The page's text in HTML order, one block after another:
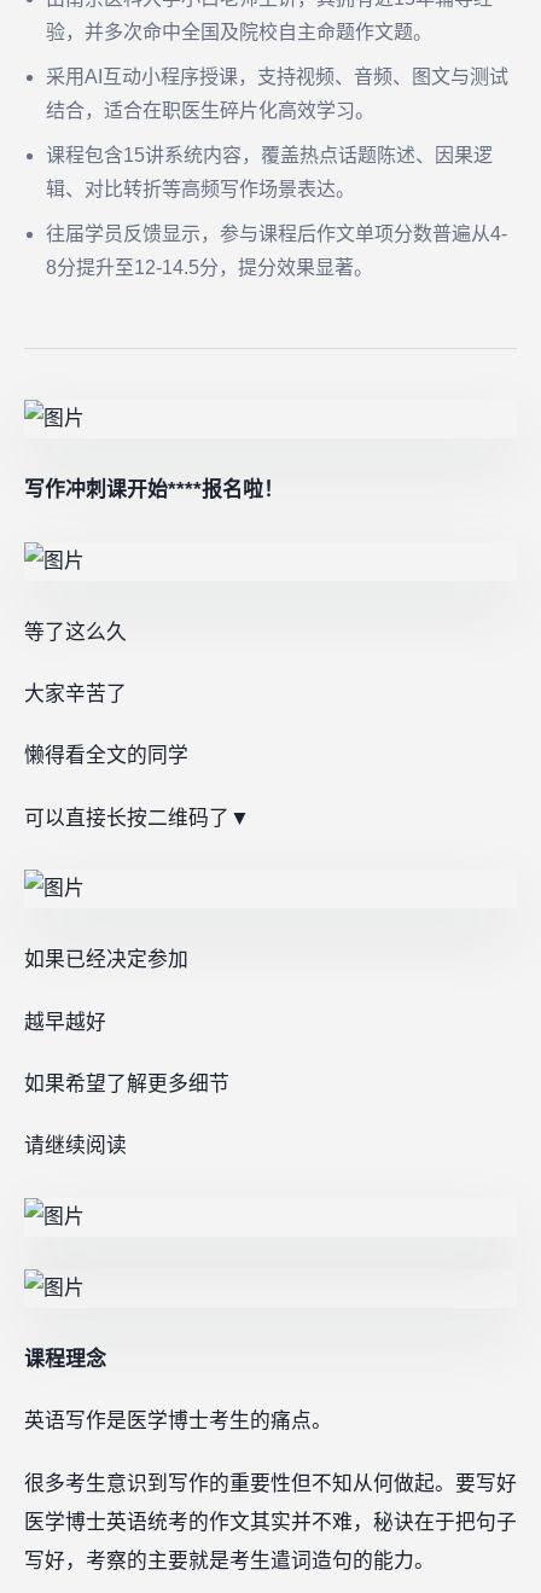
验，并多次命中全国及院校自主命题作文题。
采用AI互动小程序授课，支持视频、音频、图文与测试
结合，适合在职医生碎片化高效学习。
课程包含15讲系统内容，覆盖热点话题陈述、因果逻
辑、对比转折等高频写作场景表达。
往届学员反馈显示，参与课程后作文单项分数普遍从4-
8分提升至12-14.5分，提分效果显著。
写作冲刺课开始****报名啦！
等了这么久
大家辛苦了
懒得看全文的同学
可以直接长按二维码了▼
如果已经决定参加
越早越好
如果希望了解更多细节
请继续阅读
课程理念
英语写作是医学博士考生的痛点。
很多考生意识到写作的重要性但不知从何做起。要写好
医学博士英语统考的作文其实并不难，秘诀在于把句子
写好，考察的主要就是考生遣词造句的能力。